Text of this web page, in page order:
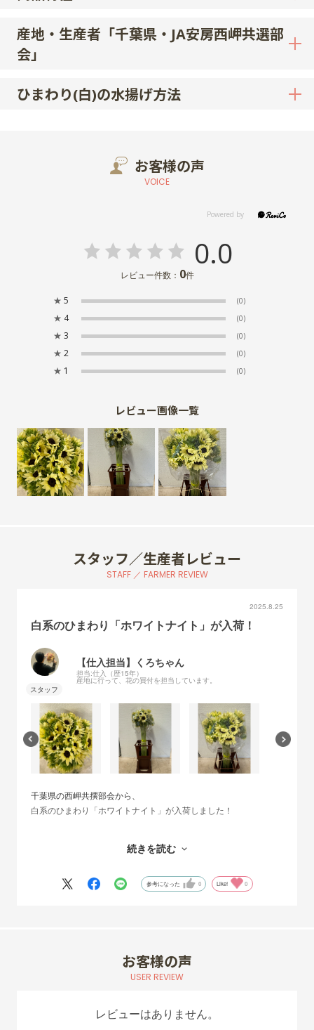
産地・生産者「千葉県・JA安房西岬共選部
会」
ひまわり(白)の水揚げ方法
お客様の声
VOICE
0.0
レビュー件数： 0件
★ 5 (0)
★ 4 (0)
★ 3 (0)
★ 2 (0)
★ 1 (0)
レビュー画像一覧
スタッフ／生産者レビュー
STAFF ／ FARMER REVIEW
2025.8.25
白系のひまわり「ホワイトナイト」が入荷！
【仕入担当】くろちゃん
担当:仕入（歴15年）
産地に行って、花の買付を担当しています。
千葉県の西岬共撰部会から、
白系のひまわり「ホワイトナイト」が入荷しました！
輸送中の水下がりを防ぐため、水つけありの状態で入荷してきま
続きを読む
参考になった 0 Like! 0
お客様の声
USER REVIEW
レビューはありません。